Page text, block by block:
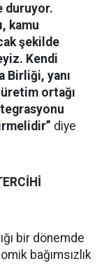
duruyor.
kamu
şekilde
Kendi
Birliği, yanı
ortağı
diye
bir dönemde
bağımsızlık